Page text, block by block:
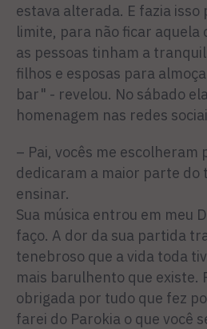
estava alterada. E fazia isso
limite, para não ficar aquela
as pessoas tinham a
filhos e esposas para
bar" - revelou. No sábado
homenagem nas redes
– Pai, vocês me escolheram
dedicaram a maior parte do
ensinar.
Sua música entrou em meu
faço. A dor da sua partida
tenebroso que a vida toda
mais barulhento que existe.
obrigada por tudo que fez
farei do Parokia o que você